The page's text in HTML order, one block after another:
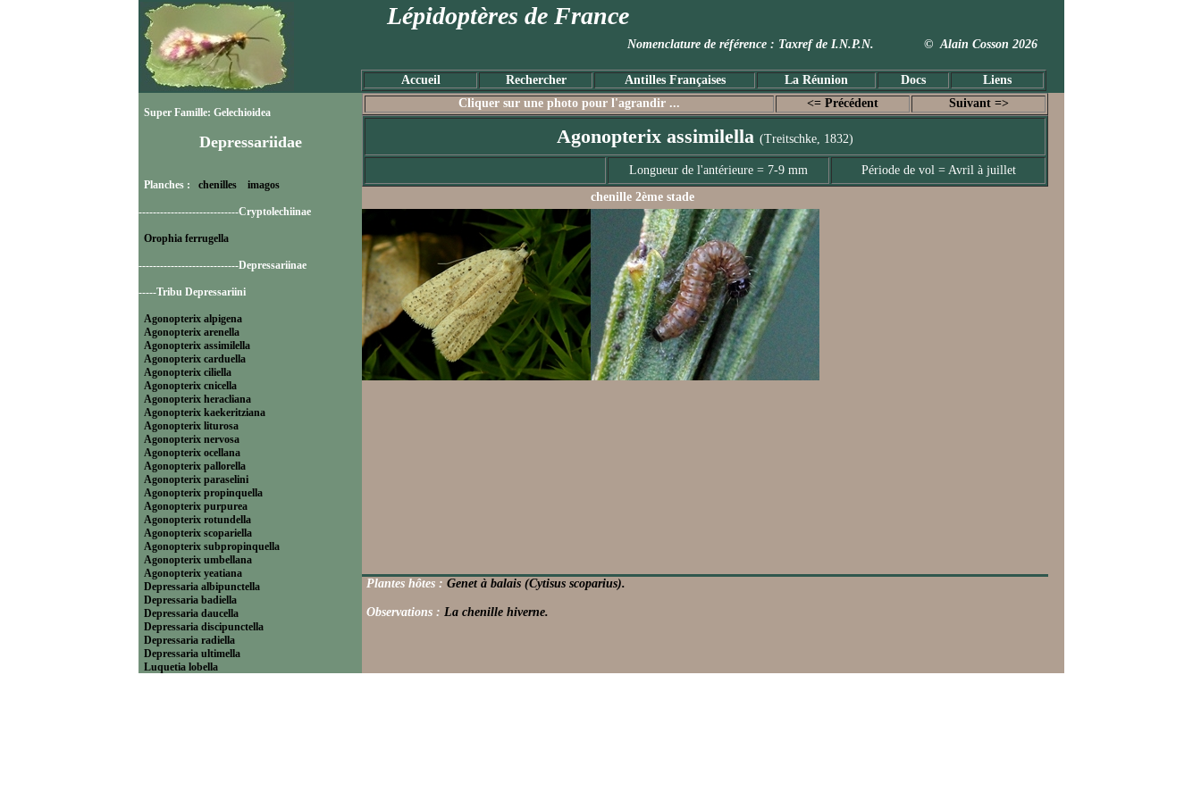
Lépidoptères de France
Nomenclature de référence : Taxref de I.N.P.N. © Alain Cosson 2026
Accueil Rechercher Antilles Françaises La Réunion Docs Liens
Super Famille: Gelechioidea
Depressariidae
Planches : chenilles imagos
----------------------------Cryptolechiinae
Orophia ferrugella
----------------------------Depressariinae
-----Tribu Depressariini
Agonopterix alpigena
Agonopterix arenella
Agonopterix assimilella
Agonopterix carduella
Agonopterix ciliella
Agonopterix cnicella
Agonopterix heracliana
Agonopterix kaekeritziana
Agonopterix liturosa
Agonopterix nervosa
Agonopterix ocellana
Agonopterix pallorella
Agonopterix paraselini
Agonopterix propinquella
Agonopterix purpurea
Agonopterix rotundella
Agonopterix scopariella
Agonopterix subpropinquella
Agonopterix umbellana
Agonopterix yeatiana
Depressaria albipunctella
Depressaria badiella
Depressaria daucella
Depressaria discipunctella
Depressaria radiella
Depressaria ultimella
Luquetia lobella
Cliquer sur une photo pour l'agrandir ... <= Précédent Suivant =>
Agonopterix assimilella (Treitschke, 1832)
Longueur de l'antérieure = 7-9 mm
Période de vol = Avril à juillet
chenille 2ème stade
Plantes hôtes : Genet à balais (Cytisus scoparius).
Observations : La chenille hiverne.